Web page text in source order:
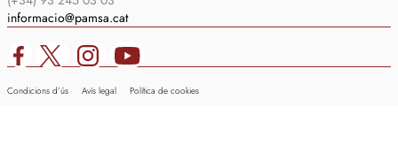
informacio@pamsa.cat
Condicions d’ús Avís legal Política de cookies